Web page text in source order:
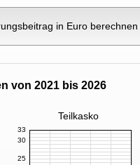
in Euro berechnen
von 2021 bis 2026
Teilkasko
25
30
33